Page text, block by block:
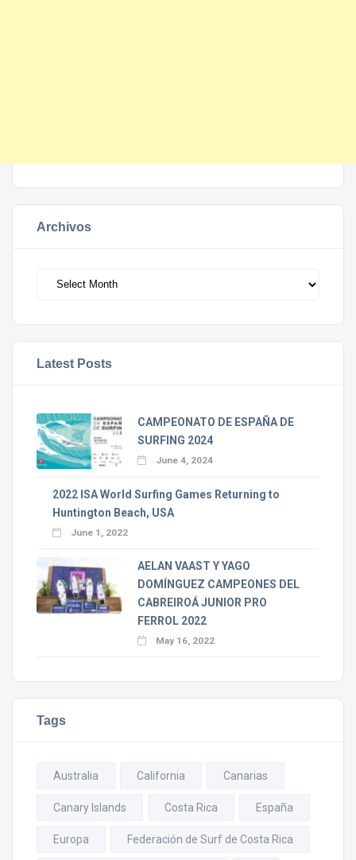
Archivos
Latest Posts
CAMPEONATO DE ESPAÑA DE
SURFING 2024
June 4, 2024
2022 ISA World Surfing Games Returning to
Huntington Beach, USA
June 1, 2022
AELAN VAAST Y YAGO
DOMÍNGUEZ CAMPEONES DEL
CABREIROÁ JUNIOR PRO
FERROL 2022
May 16, 2022
Tags
Australia California Canarias
Canary Islands Costa Rica España
Europa Federación de Surf de Costa Rica